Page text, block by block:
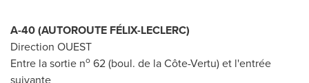
A-40 (AUTOROUTE FÉLIX-LECLERC)
Direction OUEST
Entre la sortie no 62 (boul. de la Côte-Vertu) et l'entrée